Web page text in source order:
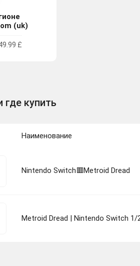
(uk)
£
где купить
Наименование
Nintendo Switch🟥Metroid Dread
Metroid Dread | Nintendo Switch 1/